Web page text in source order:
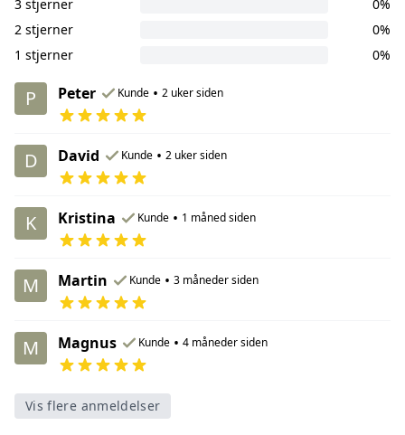
3 stjerner
0%
2 stjerner
0%
1 stjerner
0%
P Peter Kunde • 2 uker siden
D David Kunde • 2 uker siden
K Kristina Kunde • 1 måned siden
M Martin Kunde • 3 måneder siden
M Magnus Kunde • 4 måneder siden
Vis flere anmeldelser